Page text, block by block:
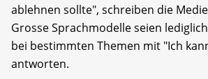
ablehnen sollte", schreiben die
Grosse Sprachmodelle seien
bei bestimmten Themen mit "Ich
antworten.